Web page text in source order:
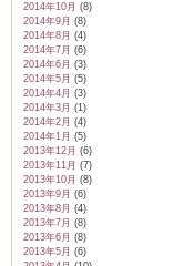
2014年10月 (8)
2014年9月 (8)
2014年8月 (4)
2014年7月 (6)
2014年6月 (3)
2014年5月 (5)
2014年4月 (3)
2014年3月 (1)
2014年2月 (4)
2014年1月 (5)
2013年12月 (6)
2013年11月 (7)
2013年10月 (8)
2013年9月 (6)
2013年8月 (4)
2013年7月 (8)
2013年6月 (8)
2013年5月 (6)